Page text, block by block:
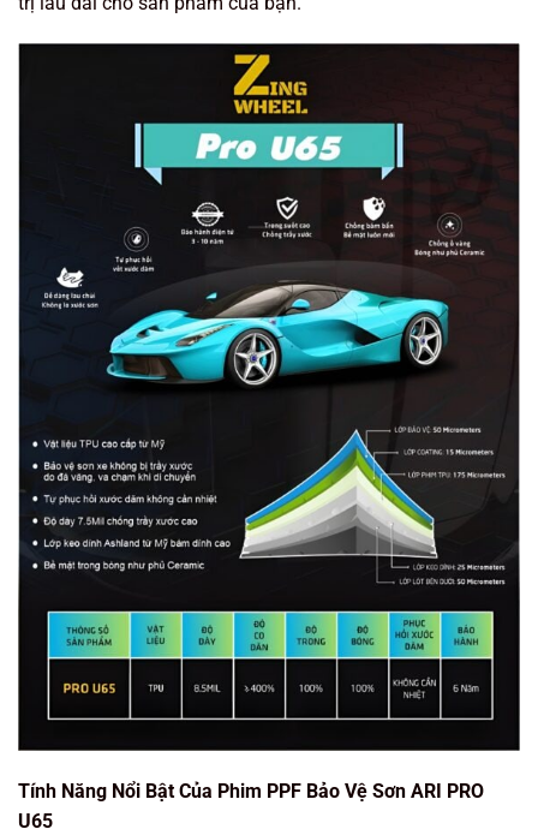
Tính Năng Nổi Bật Của Phim PPF Bảo Vệ Sơn ARI PRO
U65